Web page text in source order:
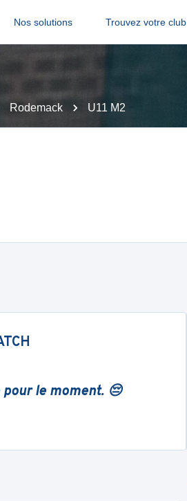
Nos solutions Trouvez votre club
Rodemack U11 M2
le moment. 😔